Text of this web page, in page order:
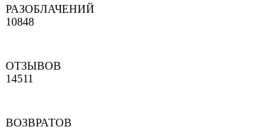
РАЗОБЛАЧЕНИЙ
10848
ОТЗЫВОВ
14511
ВОЗВРАТОВ